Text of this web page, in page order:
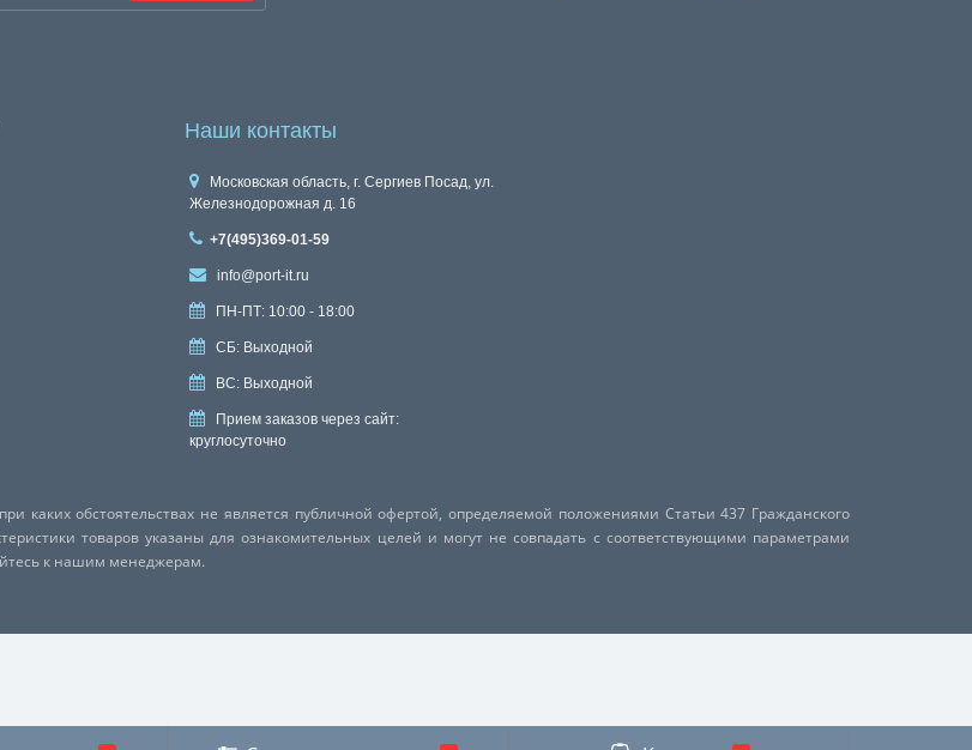
Наши контакты
Московская область, г. Сергиев Посад, ул.
Железнодорожная д. 16
+7(495)369-01-59
info@port-it.ru
ПН-ПТ: 10:00 - 18:00
СБ: Выходной
ВС: Выходной
Прием заказов через сайт:
круглосуточно
обстоятельствах не является публичной офертой, определяемой положениями Статьи 437 Гражданского
товаров указаны для ознакомительных целей и могут не совпадать с соответствующими параметрами
к нашим менеджерам.